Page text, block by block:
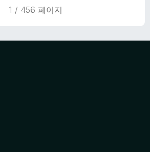
1 / 456 페이지